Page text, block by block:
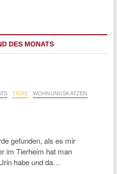
DES MONATS
TIERE WOHNUNGSKATZEN
gefunden, als es mir
im Tierheim hat man
habe und da…